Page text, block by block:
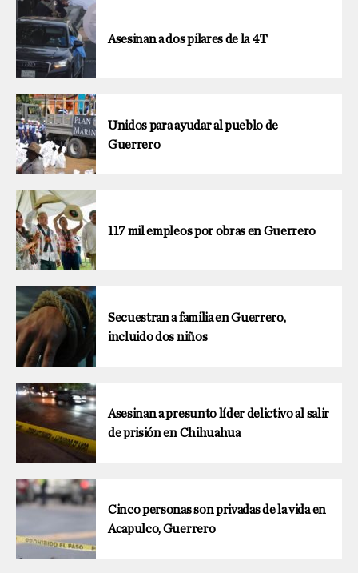
Asesinan a dos pilares de la 4T
Unidos para ayudar al pueblo de
Guerrero
117 mil empleos por obras en Guerrero
Secuestran a familia en Guerrero,
incluido dos niños
Asesinan a presunto líder delictivo al salir
de prisión en Chihuahua
Cinco personas son privadas de la vida en
Acapulco, Guerrero